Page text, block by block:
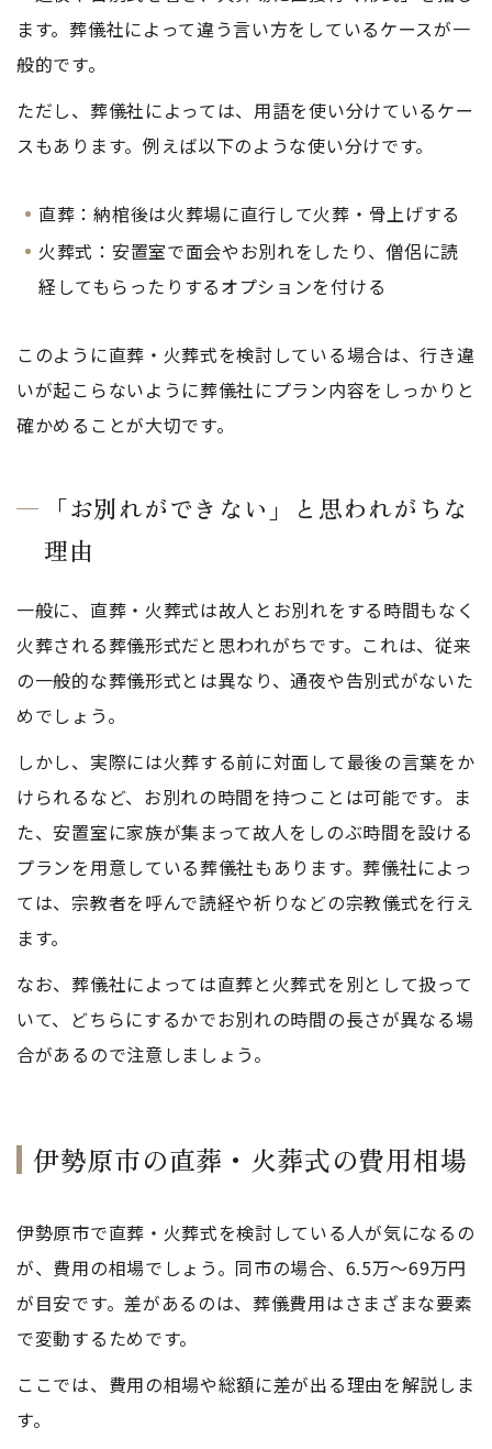
ます。葬儀社によって違う言い方をしているケースが一
般的です。
ただし、葬儀社によっては、用語を使い分けているケー
スもあります。例えば以下のような使い分けです。
直葬：納棺後は火葬場に直行して火葬・骨上げする
火葬式：安置室で面会やお別れをしたり、僧侶に読
経してもらったりするオプションを付ける
このように直葬・火葬式を検討している場合は、行き違
いが起こらないように葬儀社にプラン内容をしっかりと
確かめることが大切です。
「お別れができない」と思われがちな
理由
一般に、直葬・火葬式は故人とお別れをする時間もなく
火葬される葬儀形式だと思われがちです。これは、従来
の一般的な葬儀形式とは異なり、通夜や告別式がないた
めでしょう。
しかし、実際には火葬する前に対面して最後の言葉をか
けられるなど、お別れの時間を持つことは可能です。ま
た、安置室に家族が集まって故人をしのぶ時間を設ける
プランを用意している葬儀社もあります。葬儀社によっ
ては、宗教者を呼んで読経や祈りなどの宗教儀式を行え
ます。
なお、葬儀社によっては直葬と火葬式を別として扱って
いて、どちらにするかでお別れの時間の長さが異なる場
合があるので注意しましょう。
伊勢原市の直葬・火葬式の費用相場
伊勢原市で直葬・火葬式を検討している人が気になるの
が、費用の相場でしょう。同市の場合、6.5万～69万円
が目安です。差があるのは、葬儀費用はさまざまな要素
で変動するためです。
ここでは、費用の相場や総額に差が出る理由を解説しま
す。